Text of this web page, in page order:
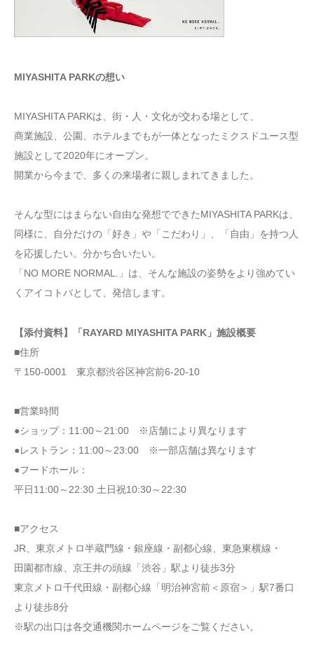
MIYASHITA PARKの想い
MIYASHITA PARKは、街・人・文化が交わる場として、
商業施設、公園、ホテルまでもが一体となったミクスドユース型
施設として2020年にオープン。
開業から今まで、多くの来場者に親しまれてきました。
そんな型にはまらない自由な発想でできたMIYASHITA PARKは、
同様に、自分だけの「好き」や「こだわり」、「自由」を持つ人
を応援したい。分かち合いたい。
「NO MORE NORMAL.」は、そんな施設の姿勢をより強めてい
くアイコトバとして、発信します。
【添付資料】「RAYARD MIYASHITA PARK」施設概要
■住所
〒150-0001 東京都渋谷区神宮前6-20-10
■営業時間
●ショップ：11:00～21:00 ※店舗により異なります
●レストラン：11:00～23:00 ※一部店舗は異なります
●フードホール：
平日11:00～22:30 土日祝10:30～22:30
■アクセス
JR、東京メトロ半蔵門線・銀座線・副都心線、東急東横線・
田園都市線、京王井の頭線「渋谷」駅より徒歩3分
東京メトロ千代田線・副都心線「明治神宮前＜原宿＞」駅7番口
より徒歩8分
※駅の出口は各交通機関ホームページをご覧ください。